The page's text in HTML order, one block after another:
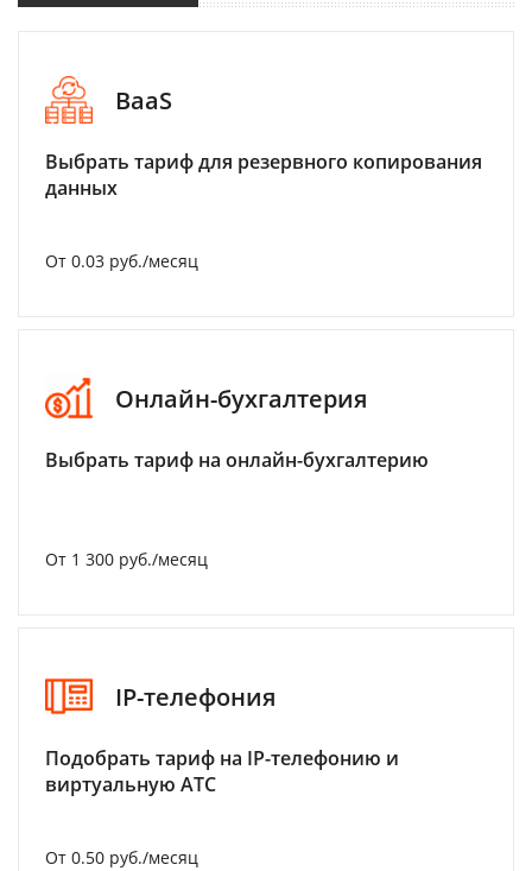
BaaS
Выбрать тариф для резервного копирования
данных
От 0.03 руб./месяц
Онлайн-бухгалтерия
Выбрать тариф на онлайн-бухгалтерию
От 1 300 руб./месяц
IP-телефония
Подобрать тариф на IP-телефонию и
виртуальную АТС
От 0.50 руб./месяц